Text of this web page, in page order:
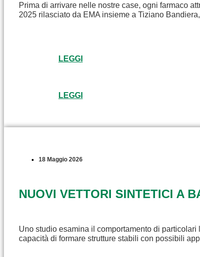
Prima di arrivare nelle nostre case, ogni farmaco
2025 rilasciato da EMA insieme a Tiziano
LEGGI
LEGGI
18 Maggio 2026
NUOVI VETTORI SINTETICI A
Uno studio esamina il comportamento di
capacità di formare strutture stabili con possibili